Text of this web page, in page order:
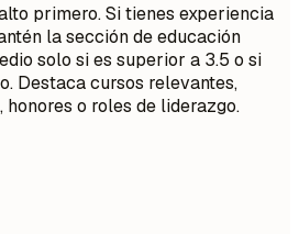
primero. Si tienes experiencia
la sección de educación
solo si es superior a 3.5 o si
Destaca cursos relevantes,
o roles de liderazgo.